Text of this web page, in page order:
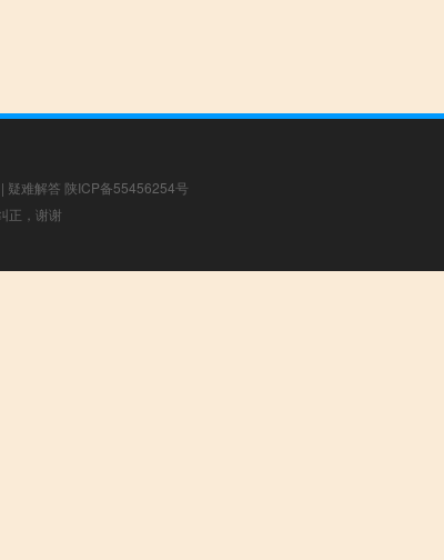
| 疑难解答 陕ICP备55456254号
正，谢谢